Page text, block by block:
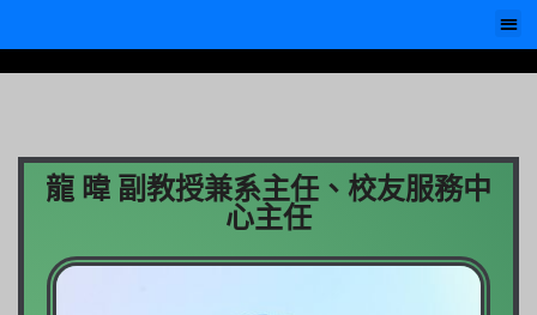
龍 暐 副教授兼系主任、校友服務中
心主任